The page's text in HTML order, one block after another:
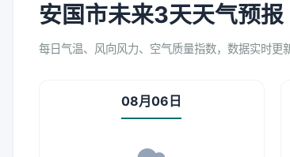
安国市未来3天天气预报
每日气温、风向风力、空气质量指数，数据实时更
08月06日